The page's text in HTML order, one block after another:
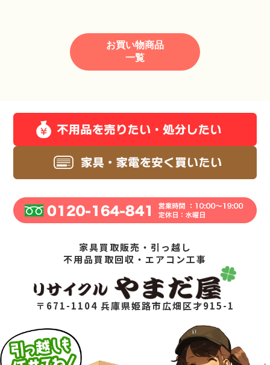
お買い物商品
一覧
家具買取販売・引っ越し
不用品買取回収・エアコン工事
〒671-1104 兵庫県姫路市広畑区才915-1